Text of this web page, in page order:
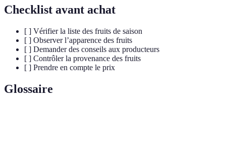
Checklist avant achat
[ ] Vérifier la liste des fruits de saison
[ ] Observer l’apparence des fruits
[ ] Demander des conseils aux producteurs
[ ] Contrôler la provenance des fruits
[ ] Prendre en compte le prix
Glossaire